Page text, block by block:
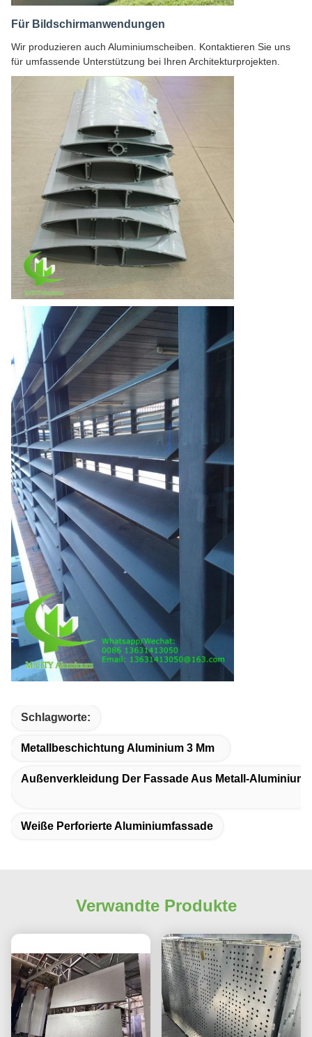
Für Bildschirmanwendungen
Wir produzieren auch Aluminiumscheiben. Kontaktieren Sie uns
für umfassende Unterstützung bei Ihren Architekturprojekten.
Schlagworte:
Metallbeschichtung Aluminium 3 Mm
Außenverkleidung Der Fassade Aus Metall-Aluminium
Weiße Perforierte Aluminiumfassade
Verwandte Produkte